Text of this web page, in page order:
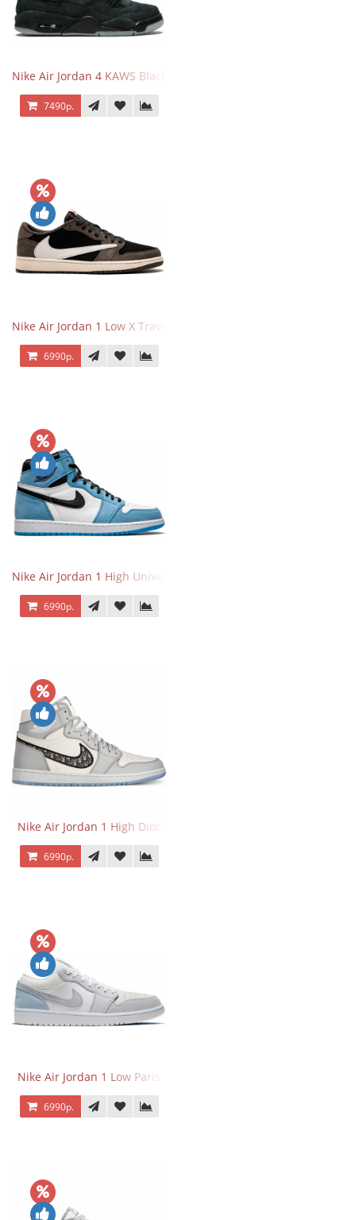
Nike Air Jordan 4 KAWS Black
7490р.
Nike Air Jordan 1 Low X Travis Scott
6990р.
Nike Air Jordan 1 High University Blue
6990р.
Nike Air Jordan 1 High Dior
6990р.
Nike Air Jordan 1 Low Paris
6990р.